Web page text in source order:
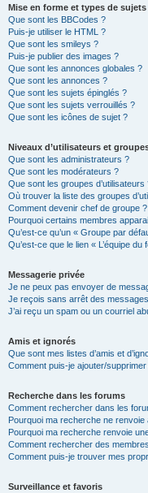
Mise en forme et types de sujets
Que sont les BBCodes ?
Puis-je utiliser le HTML ?
Que sont les smileys ?
Puis-je publier des images ?
Que sont les annonces globales ?
Que sont les annonces ?
Que sont les sujets épinglés ?
Que sont les sujets verrouillés ?
Que sont les icônes de sujet ?
Niveaux d’utilisateurs et
Que sont les administrateurs ?
Que sont les modérateurs ?
Que sont les groupes d’utilisateurs
Où trouver la liste des groupes
Comment devenir chef de groupe ?
Pourquoi certains membres
Qu’est-ce qu’un « Groupe par
Qu’est-ce que le lien « L’équipe du
Messagerie privée
Je ne peux pas envoyer de
Je reçois sans arrêt des
J’ai reçu un spam ou un courriel
Amis et ignorés
Que sont mes listes d’amis et
Comment puis-je ajouter/
Recherche dans les forums
Comment rechercher dans les
Pourquoi ma recherche ne renvoie
Pourquoi ma recherche renvoie
Comment rechercher des
Comment puis-je trouver mes
Surveillance et favoris